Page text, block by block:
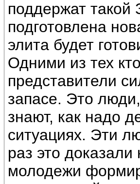
поддержат
подготовлена
элита будет
Одними из тех
представители
запасе. Это
знают, как надо
ситуациях. Эти
раз это
молодежи